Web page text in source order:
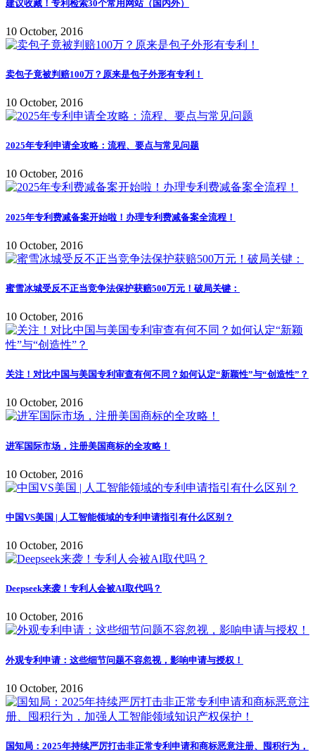
建议收藏！专利检索30个常用网站（国内外）
10 October, 2016
卖包子竟被判赔100万？原来是包子外形有专利！
10 October, 2016
2025年专利申请全攻略：流程、要点与常见问题
10 October, 2016
2025年专利费减备案开始啦！办理专利费减备案全流程！
10 October, 2016
蜜雪冰城受反不正当竞争法保护获赔500万元！破局关键：
10 October, 2016
关注！对比中国与美国专利审查有何不同？如何认定“新颖性”与“创造性”？
10 October, 2016
进军国际市场，注册美国商标的全攻略！
10 October, 2016
中国VS美国 | 人工智能领域的专利申请指引有什么区别？
10 October, 2016
Deepseek来袭！专利人会被AI取代吗？
10 October, 2016
外观专利申请：这些细节问题不容忽视，影响申请与授权！
10 October, 2016
国知局：2025年持续严厉打击非正常专利申请和商标恶意注册、囤积行为，